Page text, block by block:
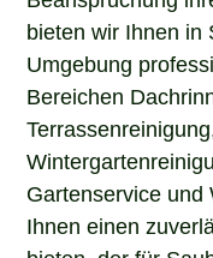
bieten wir Ihnen in
Umgebung
Bereichen
Gartenservice und
Ihnen einen